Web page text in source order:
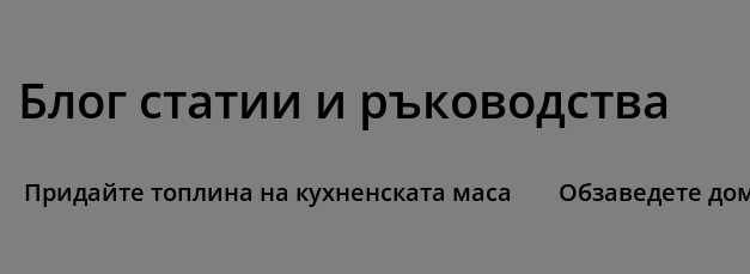
Блог статии и ръководства
Придайте топлина на кухненската маса Обзаведете